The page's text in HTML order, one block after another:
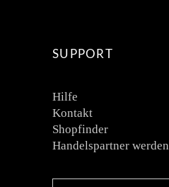
SUPPORT
Hilfe
Kontakt
Shopfinder
Handelspartner werden